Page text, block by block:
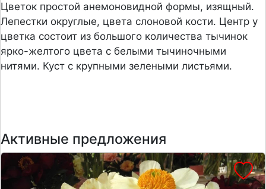
Цветок простой анемоновидной формы, изящный.
Лепестки округлые, цвета слоновой кости. Центр у
цветка состоит из большого количества тычинок
ярко-желтого цвета с белыми тычиночными
нитями. Куст с крупными зелеными листьями.
Активные предложения